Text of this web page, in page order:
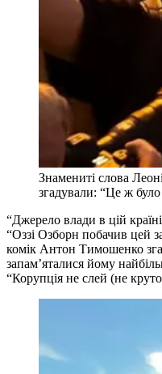
Знамениті слова
згадували: “Це ж
“Джерело влади в цій
“Оззі Озборн побачив цей
комік Антон Тимошенко
запам’яталися йому
“Корупція не слей (не